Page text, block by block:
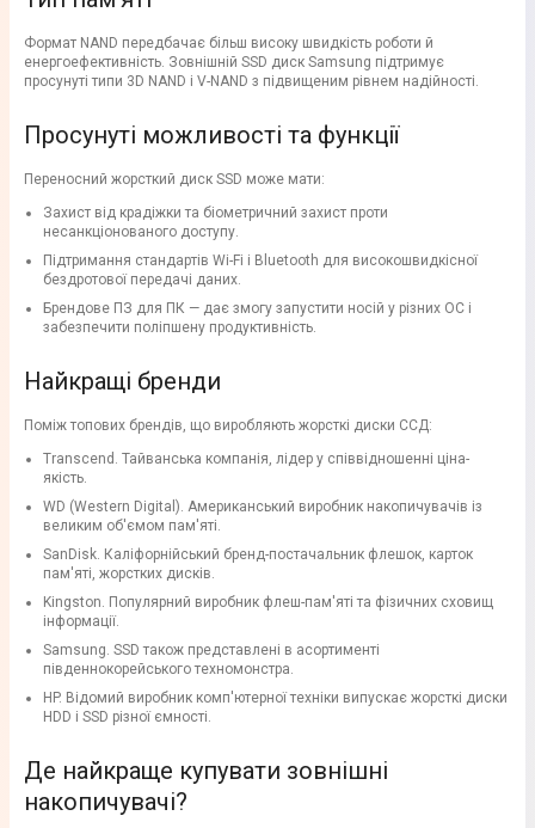
Формат NAND передбачає більш високу швидкість роботи й
енергоефективність. Зовнішній SSD диск Samsung підтримує
просунуті типи 3D NAND і V-NAND з підвищеним рівнем надійності.
Просунуті можливості та функції
Переносний жорсткий диск SSD може мати:
Захист від крадіжки та біометричний захист проти
несанкціонованого доступу.
Підтримання стандартів Wi-Fi і Bluetooth для високошвидкісної
бездротової передачі даних.
Брендове ПЗ для ПК — дає змогу запустити носій у різних ОС і
забезпечити поліпшену продуктивність.
Найкращі бренди
Поміж топових брендів, що виробляють жорсткі диски ССД:
Transcend. Тайванська компанія, лідер у співвідношенні ціна-
якість.
WD (Western Digital). Американський виробник накопичувачів із
великим об'ємом пам'яті.
SanDisk. Каліфорнійський бренд-постачальник флешок, карток
пам'яті, жорстких дисків.
Kingston. Популярний виробник флеш-пам'яті та фізичних сховищ
інформації.
Samsung. SSD також представлені в асортименті
південнокорейського техномонстра.
HP. Відомий виробник комп'ютерної техніки випускає жорсткі диски
HDD і SSD різної ємності.
Де найкраще купувати зовнішні
накопичувачі?